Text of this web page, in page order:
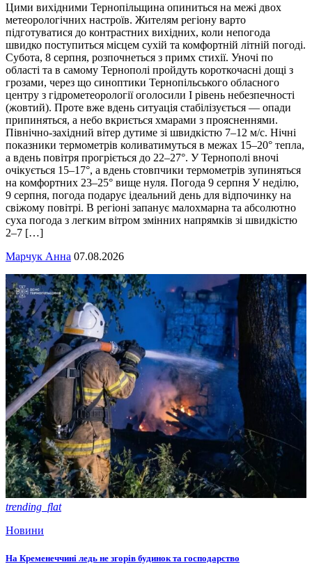
Цими вихідними Тернопільщина опиниться на межі двох
метеорологічних настроїв. Жителям регіону варто
підготуватися до контрастних вихідних, коли непогода
швидко поступиться місцем сухій та комфортній літній погоді.
Субота, 8 серпня, розпочнеться з примх стихії. Уночі по
області та в самому Тернополі пройдуть короткочасні дощі з
грозами, через що синоптики Тернопільського обласного
центру з гідрометеорології оголосили І рівень небезпечності
(жовтий). Проте вже вдень ситуація стабілізується — опади
припиняться, а небо вкриється хмарами з проясненнями.
Північно-західний вітер дутиме зі швидкістю 7–12 м/с. Нічні
показники термометрів коливатимуться в межах 15–20° тепла,
а вдень повітря прогріється до 22–27°. У Тернополі вночі
очікується 15–17°, а вдень стовпчики термометрів зупиняться
на комфортних 23–25° вище нуля. Погода 9 серпня У неділю,
9 серпня, погода подарує ідеальний день для відпочинку на
свіжому повітрі. В регіоні запанує малохмарна та абсолютно
суха погода з легким вітром змінних напрямків зі швидкістю
2–7 […]
Марчук Анна 07.08.2026
trending_flat
Новини
На Кременеччині ледь не згорів будинок та господарство